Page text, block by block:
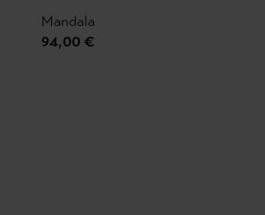
Mandala
94,00 €